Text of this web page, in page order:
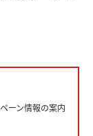
ーン情報の案内